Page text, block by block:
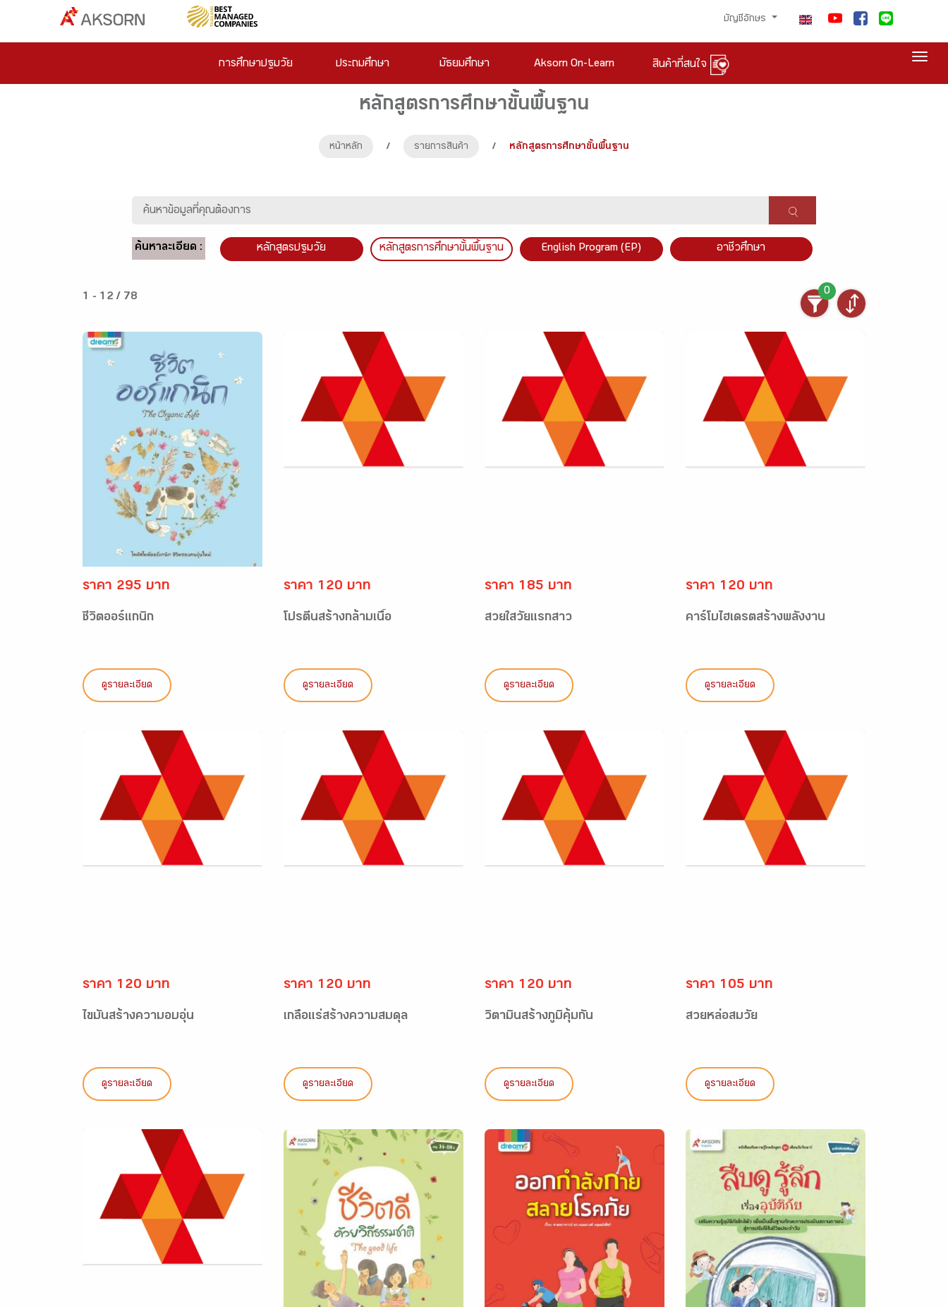
บัญชีอักษร
การศึกษาปฐมวัย ประถมศึกษา มัธยมศึกษา Aksorn On-Learn สินค้าที่สนใจ
หลักสูตรการศึกษาขั้นพื้นฐาน
หน้าหลัก / รายการสินค้า / หลักสูตรการศึกษาขั้นพื้นฐาน
ค้นหาละเอียด : หลักสูตรปฐมวัย หลักสูตรการศึกษาขั้นพื้นฐาน English Program (EP) อาชีวศึกษา
1 - 12 / 78
0
ราคา 295 บาท
ชีวิตออร์แกนิก
ดูรายละเอียด
ราคา 120 บาท
โปรตีนสร้างกล้ามเนื้อ
ดูรายละเอียด
ราคา 185 บาท
สวยใสวัยแรกสาว
ดูรายละเอียด
ราคา 120 บาท
คาร์โบไฮเดรตสร้างพลังงาน
ดูรายละเอียด
ราคา 120 บาท
ไขมันสร้างความอบอุ่น
ดูรายละเอียด
ราคา 120 บาท
เกลือแร่สร้างความสมดุล
ดูรายละเอียด
ราคา 120 บาท
วิตามินสร้างภูมิคุ้มกัน
ดูรายละเอียด
ราคา 105 บาท
สวยหล่อสมวัย
ดูรายละเอียด